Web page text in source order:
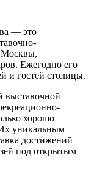
— это
Москвы,
Ежегодно его
и гостей столицы.
выставочной
хорошо
уникальным
достижений
под открытым